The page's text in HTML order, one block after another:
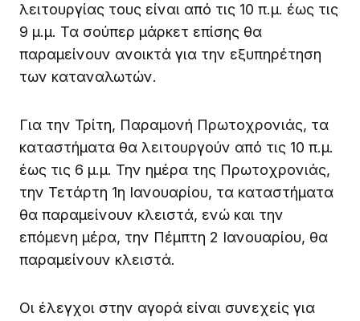
λειτουργίας τους είναι από τις 10 π.μ. έως τις
9 μ.μ. Τα σούπερ μάρκετ επίσης θα
παραμείνουν ανοικτά για την εξυπηρέτηση
των καταναλωτών.
Για την Τρίτη, Παραμονή Πρωτοχρονιάς, τα
καταστήματα θα λειτουργούν από τις 10 π.μ.
έως τις 6 μ.μ. Την ημέρα της Πρωτοχρονιάς,
την Τετάρτη 1η Ιανουαρίου, τα καταστήματα
θα παραμείνουν κλειστά, ενώ και την
επόμενη μέρα, την Πέμπτη 2 Ιανουαρίου, θα
παραμείνουν κλειστά.
Οι έλεγχοι στην αγορά είναι συνεχείς για